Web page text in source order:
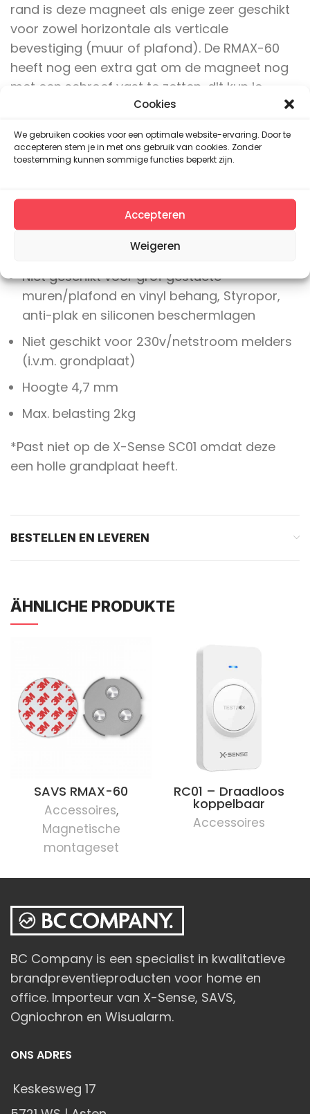
Cookies
We gebruiken cookies voor een optimale website-ervaring. Door te
accepteren stem je in met ons gebruik van cookies. Zonder
toestemming kunnen sommige functies beperkt zijn.
Accepteren
Weigeren
rand is deze magneet als enige zeer geschikt
voor zowel horizontale als verticale
bevestiging (muur of plafond). De RMAX-60
heeft nog een extra gat om de magneet nog
met een schroef vast te zetten, dit kun je
gebruiken bij grovere plafonds/muren om zo
2 jaar garantie
koolmonoxidemelders*
Geschikt voor vrijwel alle plafonds en muren
(hout/stuc/beton/kunststof/metaal)
Niet geschikt voor grof gestucte
muren/plafond en vinyl behang, Styropor,
anti-plak en siliconen beschermlagen
Niet geschikt voor 230v/netstroom melders
(i.v.m. grondplaat)
Hoogte 4,7 mm
Max. belasting 2kg
*Past niet op de X-Sense SC01 omdat deze
een holle grandplaat heeft.
BESTELLEN EN LEVEREN
ÄHNLICHE PRODUKTE
SAVS RMAX-60
Accessoires,
Magnetische
montageset
RC01 – Draadloos
koppelbaar
Accessoires
BC Company is een specialist in kwalitatieve
brandpreventieproducten voor home en
office. Importeur van X-Sense, SAVS,
Ogniochron en Wisualarm.
ONS ADRES
Keskesweg 17